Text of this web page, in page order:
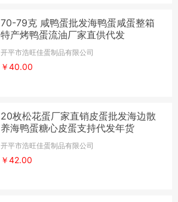
70-79克 咸鸭蛋批发海鸭蛋咸蛋整箱
特产烤鸭蛋流油厂家直供代发
开平市浩旺佳蛋制品有限公司
￥40.00
20枚松花蛋厂家直销皮蛋批发海边散
养海鸭蛋糖心皮蛋支持代发年货
开平市浩旺佳蛋制品有限公司
￥42.00